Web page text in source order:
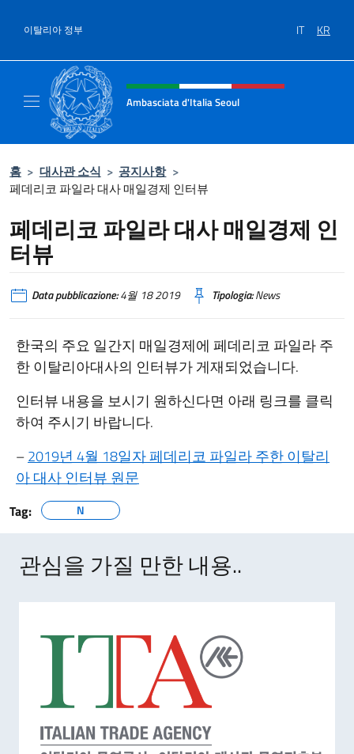
이탈리아 정부 IT KR
Intestazione sito, social e menù
Ambasciata d'Italia Seoul
홈 > 대사관 소식 > 공지사항 >
페데리코 파일라 대사 매일경제 인터뷰
페데리코 파일라 대사 매일경제 인
터뷰
Data pubblicazione:4월 18 2019 Tipologia:News
한국의 주요 일간지 매일경제에 페데리코 파일라 주
한 이탈리아대사의 인터뷰가 게재되었습니다.
인터뷰 내용을 보시기 원하신다면 아래 링크를 클릭
하여 주시기 바랍니다.
–2019년 4월 18일자 페데리코 파일라 주한 이탈리
아 대사 인터뷰 원문
Tag: N
관심을 가질 만한 내용..